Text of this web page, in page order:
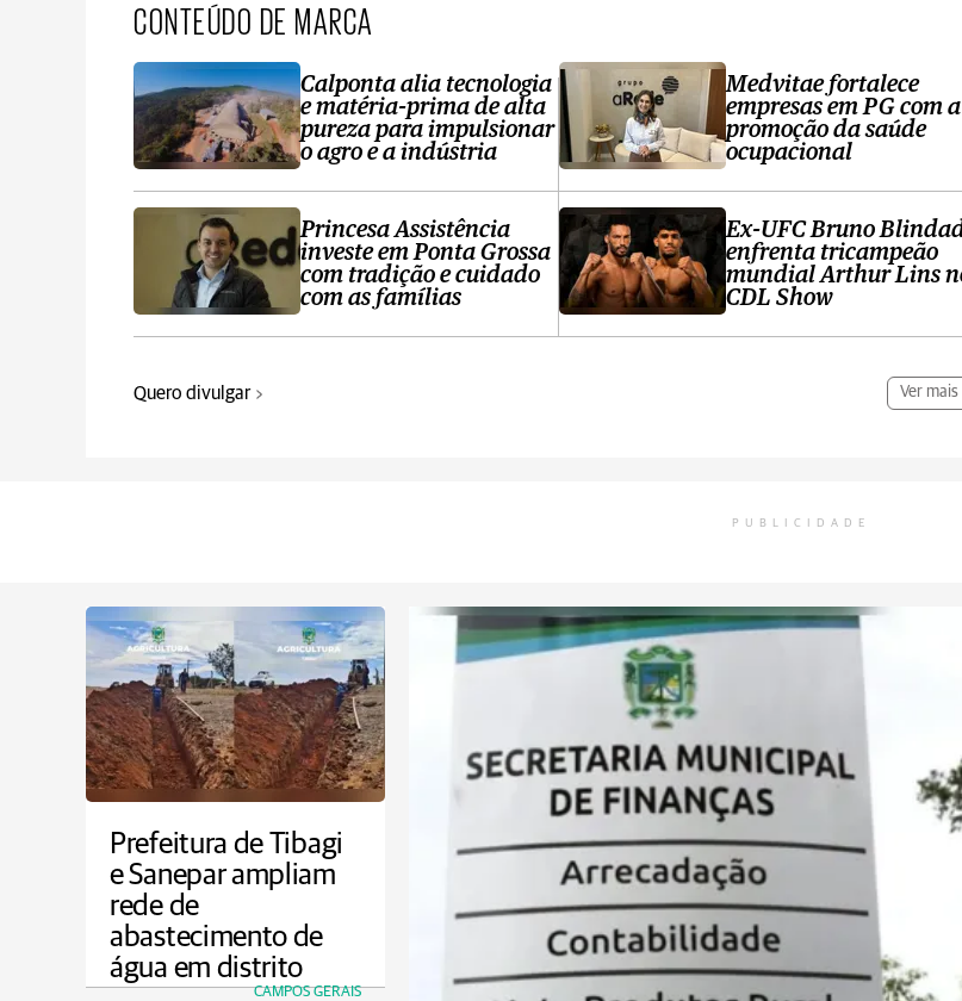
CONTEÚDO DE MARCA
Calponta alia tecnologia
e matéria-prima de alta
pureza para impulsionar
o agro e a indústria
Princesa Assistência
investe em Ponta Grossa
com tradição e cuidado
com as famílias
Medvitae fortalece
empresas em PG com a
promoção da saúde
ocupacional
Ex-UFC Bruno
enfrenta tricampeão
mundial Arthur Lins
CDL Show
Quero divulgar Ver mais
PUBLICIDADE
Prefeitura de Tibagi
e Sanepar ampliam
rede de
abastecimento de
água em distrito
CAMPOS GERAIS